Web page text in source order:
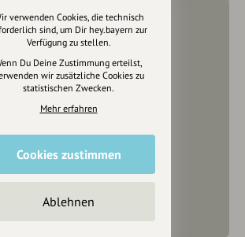
Rodelwanderung
verwenden Cookies, die technisch
sind, um Dir hey.bayern zur
Verfügung zu stellen.
Du Deine Zustimmung erteilst,
wir zusätzliche Cookies zu
statistischen Zwecken.
Mehr erfahren
Cookies zustimmen
Ablehnen